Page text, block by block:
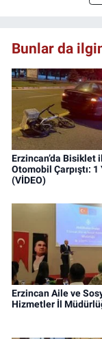
Bunlar da
Erzincan’da Bisiklet
Otomobil Çarpıştı: 1
(VİDEO)
Erzincan Aile ve
Hizmetler İl